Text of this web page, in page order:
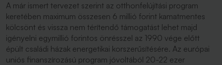
A már ismert tervezet szerint az otthonfelújítási program
keretében maximum összesen 6 millió forint kamatmentes
kölcsönt és vissza nem térítendő támogatást lehet majd
igényelni egymillió forintos önrésszel az 1990 vége előtt
épült családi házak energetikai korszerűsítésére. Az európai
uniós finanszírozású program jóvoltából 20-22 ezer